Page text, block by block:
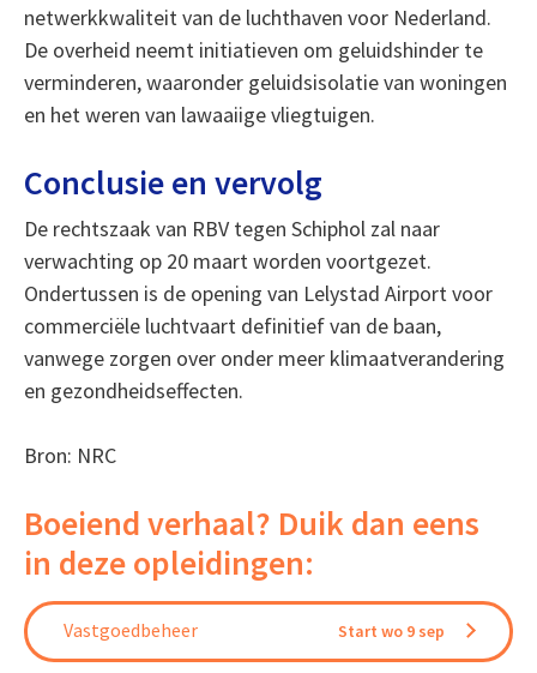
netwerkkwaliteit van de luchthaven voor Nederland.
De overheid neemt initiatieven om geluidshinder te
verminderen, waaronder geluidsisolatie van woningen
en het weren van lawaaiige vliegtuigen.
Conclusie en vervolg
De rechtszaak van RBV tegen Schiphol zal naar
verwachting op 20 maart worden voortgezet.
Ondertussen is de opening van Lelystad Airport voor
commerciële luchtvaart definitief van de baan,
vanwege zorgen over onder meer klimaatverandering
en gezondheidseffecten.
Bron: NRC
Boeiend verhaal? Duik dan eens
in deze opleidingen:
Vastgoedbeheer Start wo 9 sep